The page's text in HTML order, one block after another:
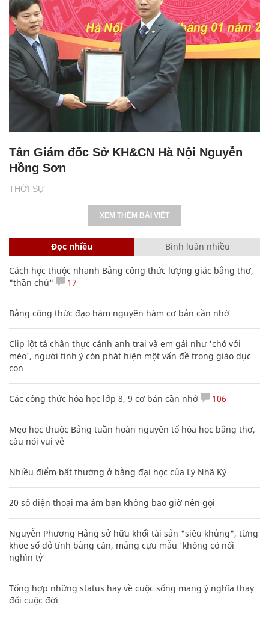
THỜI SỰ
Tân Giám đốc Sở KH&CN Hà Nội Nguyễn
Hồng Sơn
XEM THÊM BÀI VIẾT
Đọc nhiều Bình luận nhiều
Cách học thuộc nhanh Bảng công thức lượng giác bằng thơ,
"thần chú"
17
Bảng công thức đạo hàm nguyên hàm cơ bản cần nhớ
Clip lột tả chân thực cảnh anh trai và em gái như 'chó với
mèo', người tinh ý còn phát hiện một vấn đề trong giáo dục
con
Các công thức hóa học lớp 8, 9 cơ bản cần nhớ 106
Mẹo học thuộc Bảng tuần hoàn nguyên tố hóa học bằng thơ,
câu nói vui vẻ
Nhiều điểm bất thường ở bằng đại học của Lý Nhã Kỳ
20 số điện thoại ma ám bạn không bao giờ nên gọi
Nguyễn Phương Hằng sở hữu khối tài sản "siêu khủng", từng
khoe sổ đỏ tính bằng cân, mắng cựu mẫu 'không có nổi
nghìn tỷ'
Tổng hợp những status hay về cuộc sống mang ý nghĩa thay
đổi cuộc đời